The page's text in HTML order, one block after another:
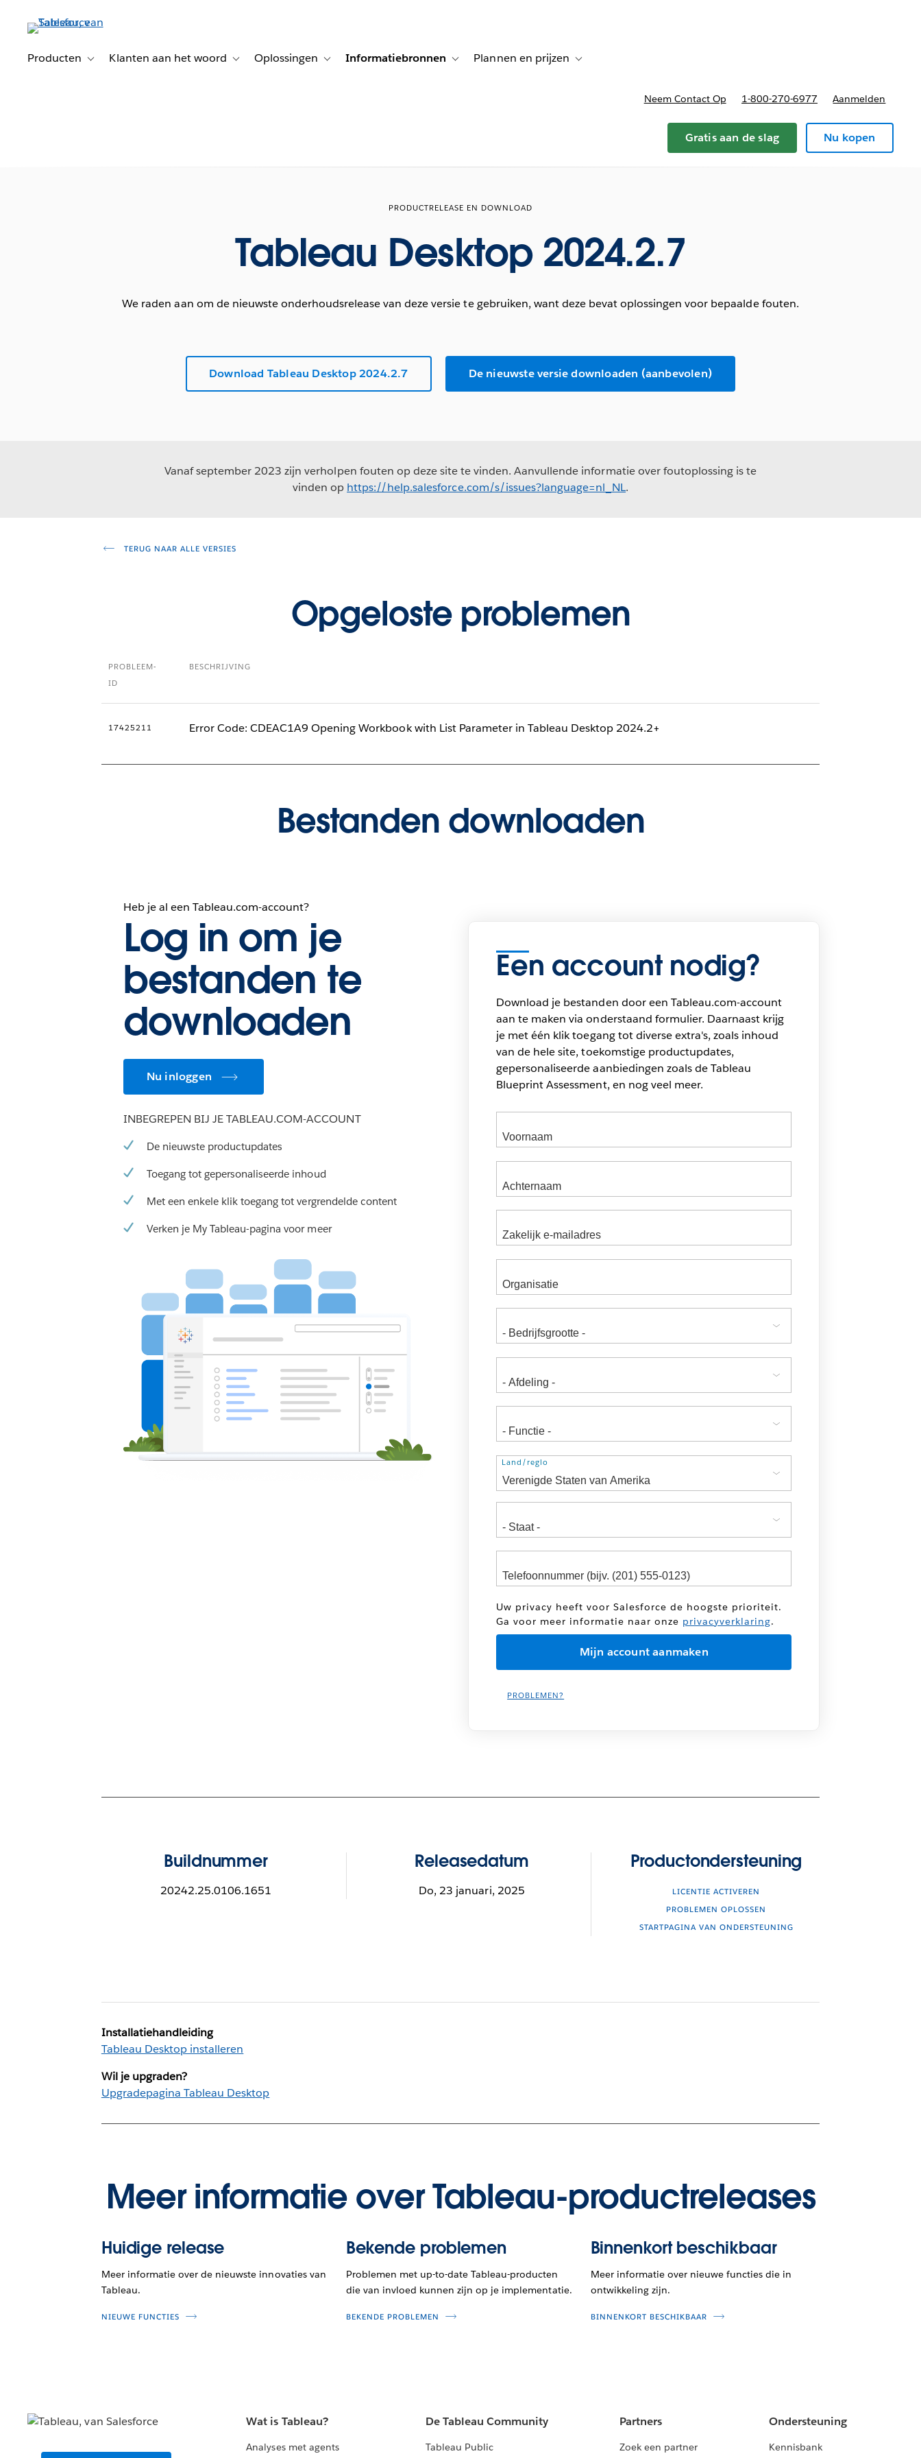
Producten
Toggle sub-navigation for Producten
Klanten aan het woord Toggle sub-navigation for Klanten aan het woord
Oplossingen Toggle sub-navigation for Oplossingen
Informatiebronnen Toggle sub-navigation for Informatiebronnen
Plannen en prijzen Toggle sub-navigation for Plannen en prijzen
Neem Contact Op 1-800-270-6977 Aanmelden
Gratis aan de slag Nu kopen
PRODUCTRELEASE EN DOWNLOAD
Tableau Desktop 2024.2.7
We raden aan om de nieuwste onderhoudsrelease van deze versie te gebruiken, want deze bevat oplossingen voor bepaalde fouten.
Download Tableau Desktop 2024.2.7 De nieuwste versie downloaden (aanbevolen)
Vanaf september 2023 zijn verholpen fouten op deze site te vinden. Aanvullende informatie over foutoplossing is te
vinden op https://help.salesforce.com/s/issues?language=nl_NL.
TERUG NAAR ALLE VERSIES
Opgeloste problemen
PROBLEEM-
ID
BESCHRIJVING
17425211 Error Code: CDEAC1A9 Opening Workbook with List Parameter in Tableau Desktop 2024.2+
Bestanden downloaden
Heb je al een Tableau.com-account?
Log in om je
bestanden te
downloaden
Nu inloggen
INBEGREPEN BIJ JE TABLEAU.COM-ACCOUNT
De nieuwste productupdates
Toegang tot gepersonaliseerde inhoud
Met een enkele klik toegang tot vergrendelde content
Verken je My Tableau-pagina voor meer
Een account nodig?
Download je bestanden door een Tableau.com-account
aan te maken via onderstaand formulier. Daarnaast krijg
je met één klik toegang tot diverse extra's, zoals inhoud
van de hele site, toekomstige productupdates,
gepersonaliseerde aanbiedingen zoals de Tableau
Blueprint Assessment, en nog veel meer.
Adres
Land/regio
Uw privacy heeft voor Salesforce de hoogste prioriteit.
Ga voor meer informatie naar onze privacyverklaring.
PROBLEMEN?
Buildnummer
20242.25.0106.1651
Releasedatum
Do, 23 januari, 2025
Productondersteuning
LICENTIE ACTIVEREN
PROBLEMEN OPLOSSEN
STARTPAGINA VAN ONDERSTEUNING
Installatiehandleiding
Tableau Desktop installeren
Wil je upgraden?
Upgradepagina Tableau Desktop
Meer informatie over Tableau-productreleases
Huidige release
Meer informatie over de nieuwste innovaties van
Tableau.
NIEUWE FUNCTIES
Bekende problemen
Problemen met up-to-date Tableau-producten
die van invloed kunnen zijn op je implementatie.
BEKENDE PROBLEMEN
Binnenkort beschikbaar
Meer informatie over nieuwe functies die in
ontwikkeling zijn.
BINNENKORT BESCHIKBAAR
Wat is Tableau?
Analyses met agents
De Tableau Community
Tableau Public
Partners
Zoek een partner
Ondersteuning
Kennisbank